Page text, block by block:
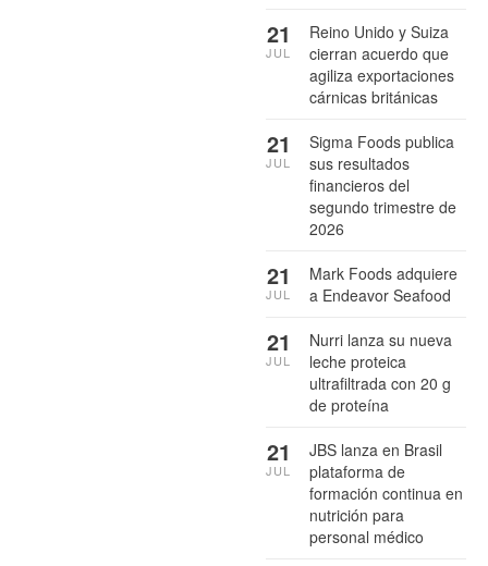
Reino Unido y Suiza
cierran acuerdo que
agiliza exportaciones
cárnicas británicas
21
JUL
Sigma Foods publica
sus resultados
financieros del
segundo trimestre de
2026
21
JUL
Mark Foods adquiere
a Endeavor Seafood
21
JUL
Nurri lanza su nueva
leche proteica
ultrafiltrada con 20 g
de proteína
21
JUL
JBS lanza en Brasil
plataforma de
formación continua en
nutrición para
personal médico
21
JUL